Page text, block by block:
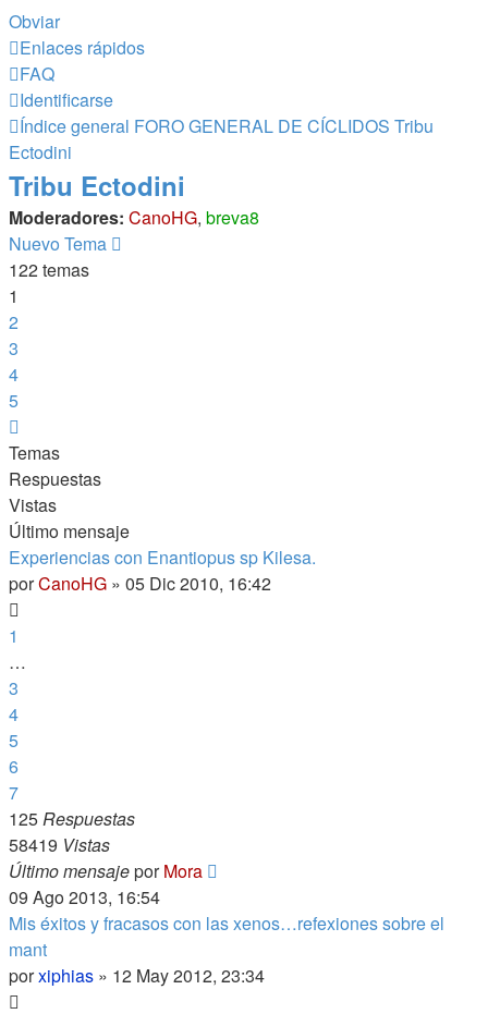
Obviar
Enlaces rápidos
FAQ
Identificarse
Índice general FORO GENERAL DE CÍCLIDOS Tribu
Ectodini
Tribu Ectodini
Moderadores: CanoHG, breva8
Nuevo Tema
122 temas
1
2
3
4
5
Temas
Respuestas
Vistas
Último mensaje
Experiencias con Enantiopus sp Kilesa.
porCanoHG » 05 Dic 2010, 16:42
1
…
3
4
5
6
7
125Respuestas
58419 Vistas
Último mensajeporMora
09 Ago 2013, 16:54
Mis éxitos y fracasos con las xenos…refexiones sobre el
mant
porxiphias » 12 May 2012, 23:34